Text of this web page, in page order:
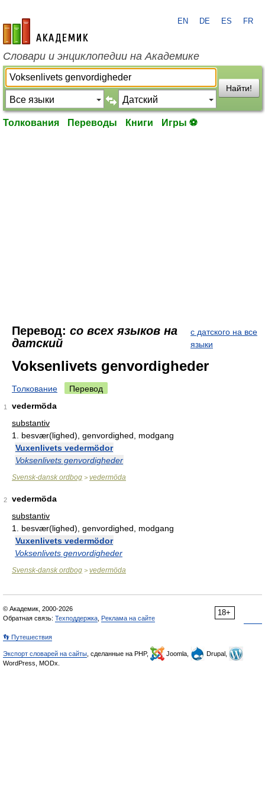
academic.ru
EN DE ES FR
Словари и энциклопедии на Академике
Найти!
Толкования Переводы Книги Игры ⚽
Перевод: со всех языков на
датский
с датского на все
языки
Voksenlivets genvordigheder
Толкование Перевод
1
vedermöda
substantiv
1. besvær(lighed), genvordighed, modgang
Vuxenlivets vedermödor
Voksenlivets genvordigheder
Svensk-dansk ordbog > vedermöda
2
vedermöda
substantiv
1. besvær(lighed), genvordighed, modgang
Vuxenlivets vedermödor
Voksenlivets genvordigheder
Svensk-dansk ordbog > vedermöda
18+
© Академик, 2000-2026
Обратная связь: Техподдержка Реклама на сайте
👣 Путешествия
Экспорт словарей на сайты , сделанные на PHP, Joomla,
Drupal,
WordPress, MODx.